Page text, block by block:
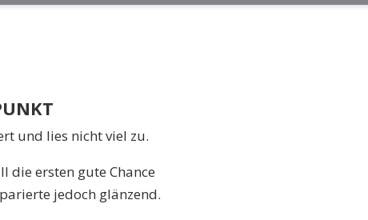
und lies nicht viel zu.
die ersten gute Chance
jedoch glänzend.